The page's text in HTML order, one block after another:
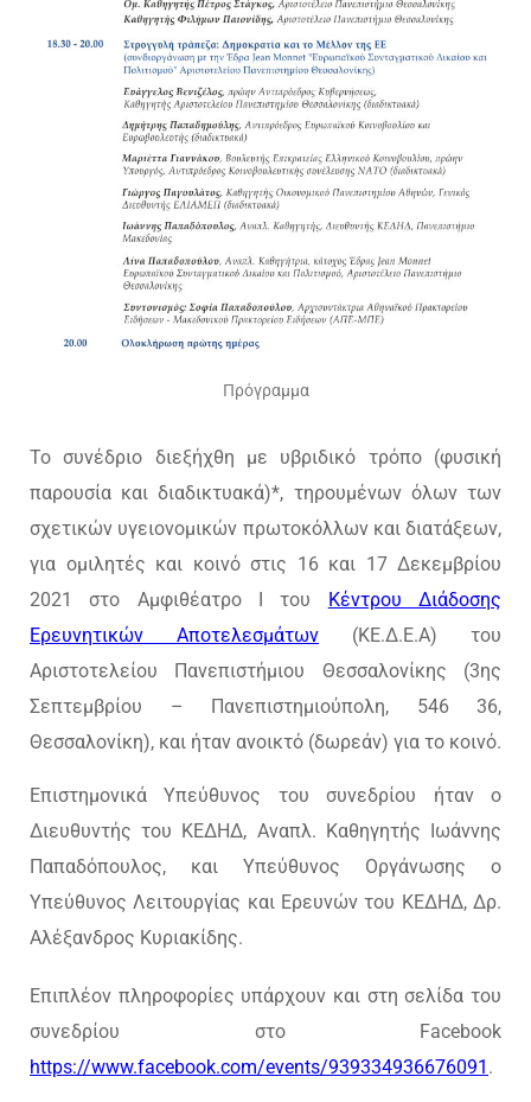
Πρόγραμμα
Το συνέδριο διεξήχθη με υβριδικό τρόπο (φυσική
παρουσία και διαδικτυακά)*, τηρουμένων όλων των
σχετικών υγειονομικών πρωτοκόλλων και διατάξεων,
για ομιλητές και κοινό στις 16 και 17 Δεκεμβρίου
2021 στο Αμφιθέατρο Ι του Κέντρου Διάδοσης
Ερευνητικών Αποτελεσμάτων (ΚΕ.Δ.Ε.Α) του
Αριστοτελείου Πανεπιστήμιου Θεσσαλονίκης (3ης
Σεπτεμβρίου – Πανεπιστημιούπολη, 546 36,
Θεσσαλονίκη), και ήταν ανοικτό (δωρεάν) για το κοινό.
Επιστημονικά Υπεύθυνος του συνεδρίου ήταν ο
Διευθυντής του ΚΕΔΗΔ, Αναπλ. Καθηγητής Ιωάννης
Παπαδόπουλος, και Υπεύθυνος Οργάνωσης ο
Υπεύθυνος Λειτουργίας και Ερευνών του ΚΕΔΗΔ, Δρ.
Αλέξανδρος Κυριακίδης.
Επιπλέον πληροφορίες υπάρχουν και στη σελίδα του
συνεδρίου στο Facebook
https://www.facebook.com/events/939334936676091 .